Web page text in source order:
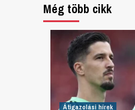
Még több cikk
Átigazolási hírek